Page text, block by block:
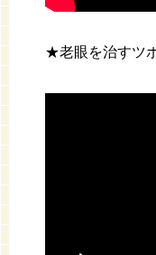
★老眼を治すツ